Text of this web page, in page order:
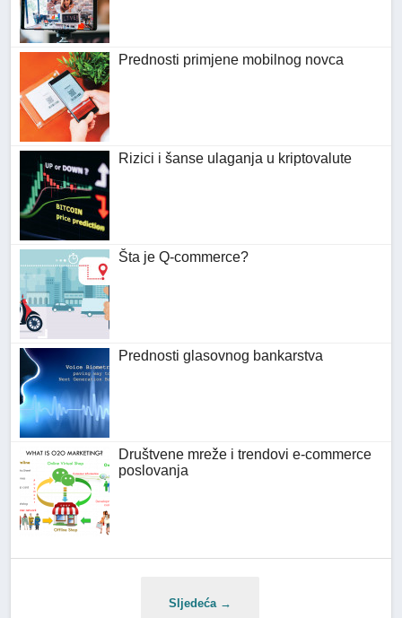
Prednosti primjene mobilnog novca
Rizici i šanse ulaganja u kriptovalute
Šta je Q-commerce?
Prednosti glasovnog bankarstva
Društvene mreže i trendovi e-commerce
poslovanja
Sljedeća →